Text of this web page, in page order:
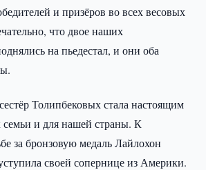
и призёров во всех весовых
что двое наших
на пьедестал, и они оба
Толипбековых стала настоящим
семьи и для нашей страны. К
за бронзовую медаль Лайлохон
своей сопернице из Америки.